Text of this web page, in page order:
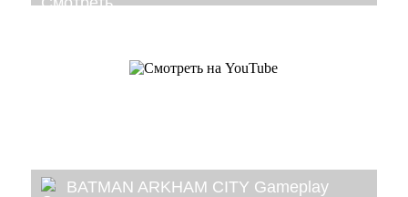
BATMAN ARKHAM CITY Gameplay